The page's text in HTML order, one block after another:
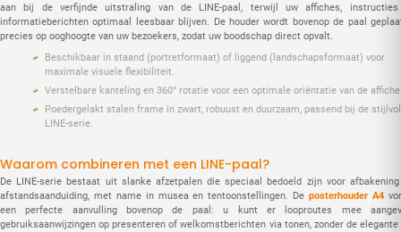
aan bij de verfijnde uitstraling van de LINE-paal, terwijl uw affiches,
informatieberichten optimaal leesbaar blijven. De houder wordt bovenop de paal
precies op ooghoogte van uw bezoekers, zodat uw boodschap direct opvalt.
Beschikbaar in staand (portretformaat) of liggend (landschapsformaat) voor
maximale visuele flexibiliteit.
Verstelbare kanteling en 360° rotatie voor een optimale oriëntatie van de
Poedergelakt stalen frame in zwart, robuust en duurzaam, passend bij de
LINE-serie.
Waarom combineren met een LINE-paal?
De LINE-serie bestaat uit slanke afzetpalen die speciaal bedoeld zijn voor
afstandsaanduiding, met name in musea en tentoonstellingen. Deposterhouder A4
een perfecte aanvulling bovenop de paal: u kunt er looproutes mee
gebruiksaanwijzingen op presenteren of welkomstberichten via tonen, zonder de